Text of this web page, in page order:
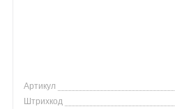
Артикул
Штрихкод